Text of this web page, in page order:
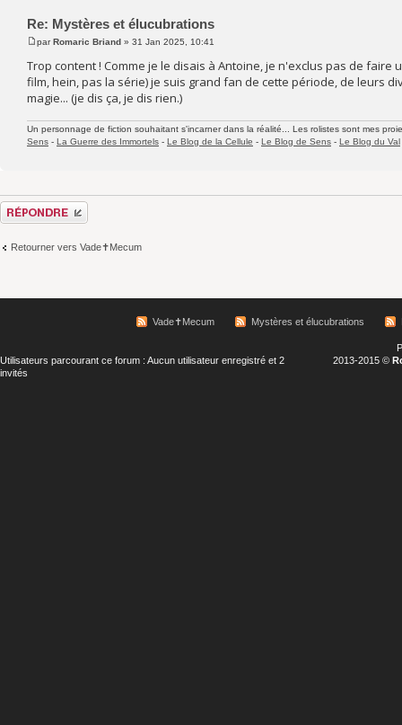
Re: Mystères et élucubrations
parRomaric Briand » 31 Jan 2025, 10:41
Trop content ! Comme je le disais à Antoine, je n'exclus pas de
film, hein, pas la série) je suis grand fan de cette période, de leurs
magie... (je dis ça, je dis rien.)
Un personnage de fiction souhaitant s'incarner dans la réalité... Les rolistes sont mes
Sens - La Guerre des Immortels - Le Blog de la Cellule - Le Blog de Sens - Le Blog du Val
Répondre
Retourner vers Vade✝Mecum
Vade✝Mecum Mystères et élucubrations
Utilisateurs parcourant ce forum : Aucun utilisateur enregistré et 2
invités
2013-2015 ©